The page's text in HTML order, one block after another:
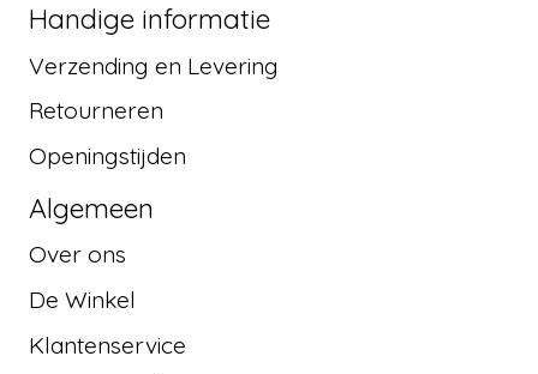
Handige informatie
Verzending en Levering
Retourneren
Openingstijden
Algemeen
Over ons
De Winkel
Klantenservice